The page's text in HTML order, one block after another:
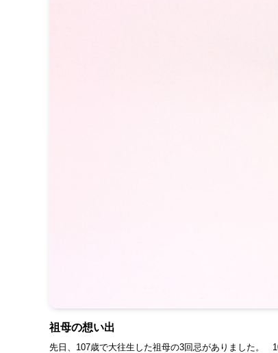
祖母の想い出
先日、107歳で大往生した祖母の3回忌がありました。